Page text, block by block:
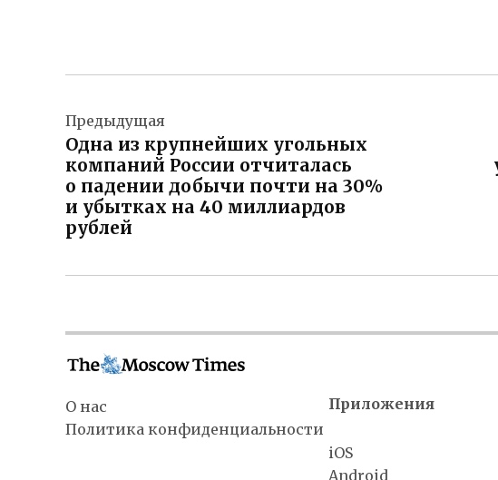
по
записям
Предыдущая
Одна из крупнейших угольных
компаний России отчиталась
о падении добычи почти на 30%
и убытках на 40 миллиардов
рублей
О нас
Политика конфиденциальности
Приложения
iOS
Android